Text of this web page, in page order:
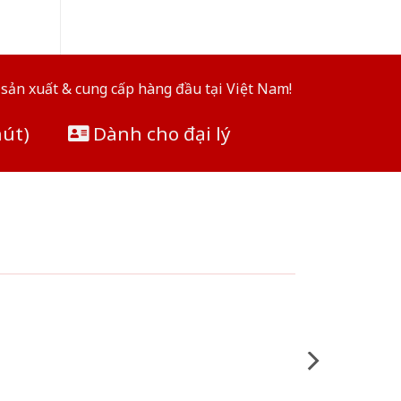
xuất & cung cấp hàng đầu tại Việt Nam!
Dành cho đại lý